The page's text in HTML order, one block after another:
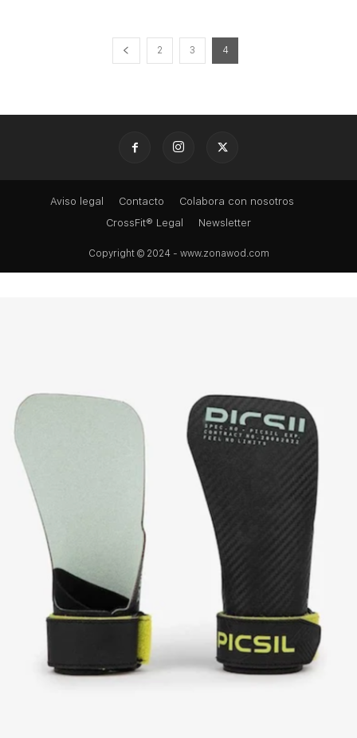
2 3 4
Aviso legal Contacto
Colabora con nosotros
CrossFit® Legal
Newsletter
Copyright © 2024 - www.zonawod.com